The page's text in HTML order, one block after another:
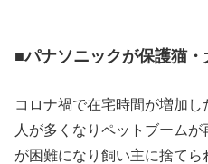
■パナソニックが保護猫
コロナ禍で在宅時間が増加
人が多くなりペットブーム
が困難になり飼い主に捨て